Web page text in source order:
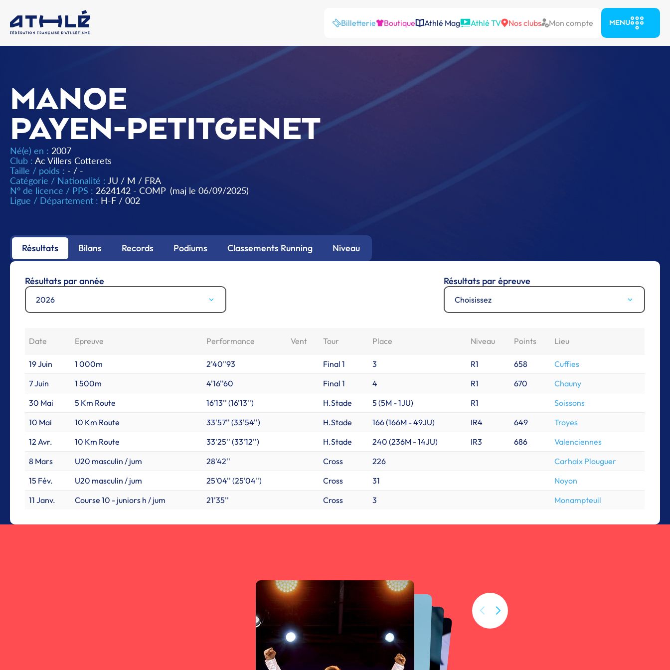
Billetterie Boutique Athlé Mag Athlé TV Nos clubs Mon compte MENU
MANOE
PAYEN-PETITGENET
Né(e) en : 2007
Club : Ac Villers Cotterets
Taille / poids : - / -
Catégorie / Nationalité : JU / M / FRA
N° de licence / PPS : 2624142 - COMP (maj le 06/09/2025)
Ligue / Département : H-F / 002
Résultats Bilans Records Podiums Classements Running Niveau
Résultats par année
2026
Résultats par épreuve
Choisissez
Date Epreuve Performance Vent Tour Place Niveau Points Lieu
19 Juin 1 000m 2'40''93 Final 1 3 R1 658
Cuffies
7 Juin
1 500m 4'16''60 Final 1 4 R1 670
Chauny
30 Mai
5 Km Route 16'13'' (16'13'') H.Stade 5 (5M -1JU) R1
Soissons
10 Mai
10 Km Route 33'57'' (33'54'') H.Stade 166 (166M -49JU) IR4 649
Troyes
12 Avr.
10 Km Route 33'25'' (33'12'') H.Stade 240 (236M -14JU) IR3 686
Valenciennes
8 Mars
U20 masculin / jum 28'42'' Cross 226
Carhaix Plouguer
15 Fév.
U20 masculin / jum 25'04'' (25'04'') Cross 31
Noyon
11 Janv.
Course 10 - juniors h / jum 21'35'' Cross 3 Monampteuil